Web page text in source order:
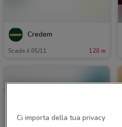
Credem
Scade il 05/11 120 m
Ci importa della tua privacy